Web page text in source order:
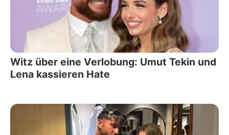
Witz über eine Verlobung: Umut Tekin und
Lena kassieren Hate